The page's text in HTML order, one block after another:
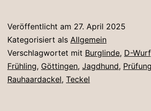
Veröffentlicht am 27. April 2025
Kategorisiert als Allgemein
Verschlagwortet mit Burglinde, D-Wurf
Frühling, Göttingen, Jagdhund, Prüfung
Rauhaardackel, Teckel